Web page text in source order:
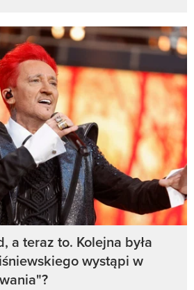
a teraz to. Kolejna była
wystąpi w